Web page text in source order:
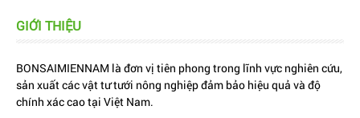
GIỚI THIỆU
BONSAIMIENNAM là đơn vị tiên phong trong lĩnh vực nghiên cứu,
sản xuất các vật tư tưới nông nghiệp đảm bảo hiệu quả và độ
chính xác cao tại Việt Nam.